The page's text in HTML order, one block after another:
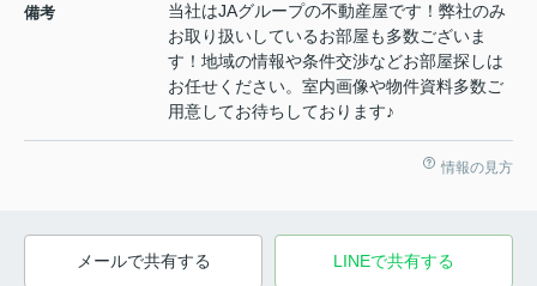
備考
当社はJAグループの不動産屋です！弊社のみ
お取り扱いしているお部屋も多数ございま
す！地域の情報や条件交渉などお部屋探しは
お任せください。室内画像や物件資料多数ご
用意してお待ちしております♪
情報の見方
メールで共有する LINEで共有する